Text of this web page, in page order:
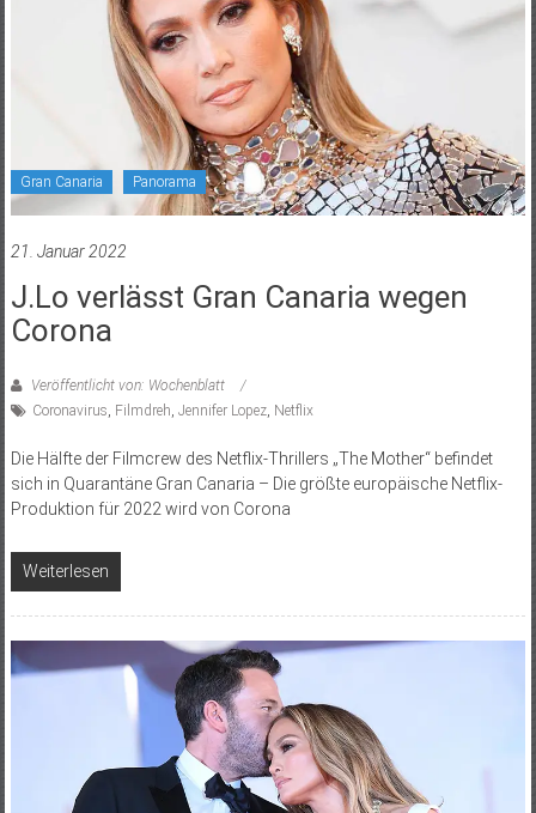
Gran Canaria Panorama
21. Januar 2022
J.Lo verlässt Gran Canaria wegen
Corona
Veröffentlicht von: Wochenblatt
Coronavirus, Filmdreh, Jennifer Lopez, Netflix
Die Hälfte der Filmcrew des Netflix-Thrillers „The Mother“ befindet
sich in Quarantäne Gran Canaria – Die größte europäische Netflix-
Produktion für 2022 wird von Corona
Weiterlesen